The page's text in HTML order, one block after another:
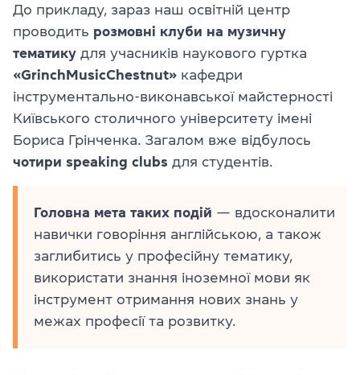
До прикладу, зараз наш освітній центр
проводить розмовні клуби на музичну
тематику для учасників наукового гуртка
«GrinchMusicChestnut» кафедри
інструментально-виконавської майстерності
Київського столичного університету імені
Бориса Грінченка. Загалом вже відбулось
чотири speaking clubs для студентів.
Головна мета таких подій — вдосконалити
навички говоріння англійською, а також
заглибитись у професійну тематику,
використати знання іноземної мови як
інструмент отримання нових знань у
межах професії та розвитку.